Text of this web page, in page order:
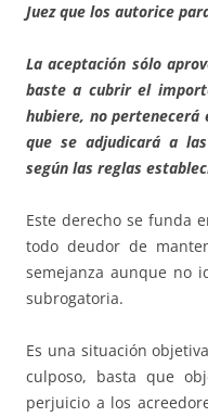
Juez que los autorice
La aceptación sólo
baste a cubrir el
hubiere, no pertenecerá
que se adjudicará a
según las reglas
Este derecho se funda
todo deudor de
semejanza aunque no
subrogatoria.
Es una situación
culposo, basta que
perjuicio a los